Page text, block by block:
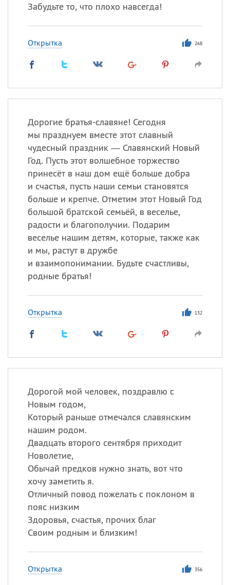
Забудьте то, что плохо навсегда!
Открытка 268
Дорогие братья-славяне! Сегодня
мы празднуем вместе этот славный
чудесный праздник — Славянский Новый
Год. Пусть этот волшебное торжество
принесёт в наш дом ещё больше добра
и счастья, пусть наши семьи становятся
больше и крепче. Отметим этот Новый Год
большой братской семьёй, в веселье,
радости и благополучии. Подарим
веселье нашим детям, которые, также как
и мы, растут в дружбе
и взаимопонимании. Будьте счастливы,
родные братья!
Открытка 132
Дорогой мой человек, поздравлю с
Новым годом,
Который раньше отмечался славянским
нашим родом.
Двадцать второго сентября приходит
Новолетие,
Обычай предков нужно знать, вот что
хочу заметить я.
Отличный повод пожелать с поклоном в
пояс низким
Здоровья, счастья, прочих благ
Своим родным и близким!
Открытка 356